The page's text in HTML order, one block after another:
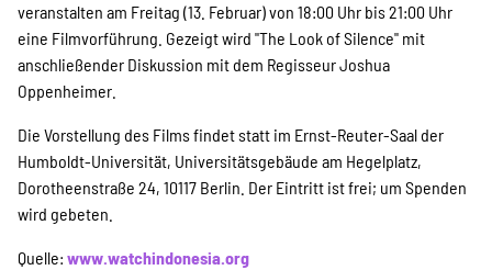
Kontakt
english
veranstalten am Freitag (13. Februar) von 18:00 Uhr bis 21:00 Uhr
eine Filmvorführung. Gezeigt wird "The Look of Silence" mit
anschließender Diskussion mit dem Regisseur Joshua
Oppenheimer.
Die Vorstellung des Films findet statt im Ernst-Reuter-Saal der
Humboldt-Universität, Universitätsgebäude am Hegelplatz,
Dorotheenstraße 24, 10117 Berlin. Der Eintritt ist frei; um Spenden
wird gebeten.
Quelle: www.watchindonesia.org